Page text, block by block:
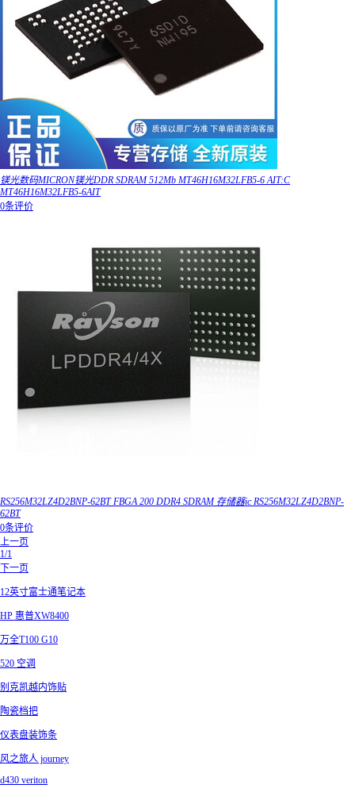
镁光数码MICRON镁光DDR SDRAM 512Mb MT46H16M32LFB5-6 AIT:C
MT46H16M32LFB5-6AIT
0条评价
RS256M32LZ4D2BNP-62BT FBGA 200 DDR4 SDRAM 存储器ic RS256M32LZ4D2BNP-
62BT
0条评价
上一页
1/1
下一页
12英寸富士通笔记本
HP 惠普XW8400
万全T100 G10
520 空调
别克凯越内饰贴
陶瓷档把
仪表盘装饰条
风之旅人 journey
d430 veriton